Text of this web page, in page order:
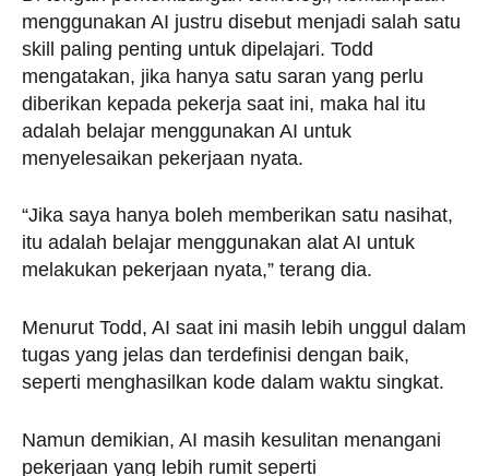
menggunakan AI justru disebut menjadi salah satu
skill paling penting untuk dipelajari. Todd
mengatakan, jika hanya satu saran yang perlu
diberikan kepada pekerja saat ini, maka hal itu
adalah belajar menggunakan AI untuk
menyelesaikan pekerjaan nyata.
“Jika saya hanya boleh memberikan satu nasihat,
itu adalah belajar menggunakan alat AI untuk
melakukan pekerjaan nyata,” terang dia.
Menurut Todd, AI saat ini masih lebih unggul dalam
tugas yang jelas dan terdefinisi dengan baik,
seperti menghasilkan kode dalam waktu singkat.
Namun demikian, AI masih kesulitan menangani
pekerjaan yang lebih rumit seperti